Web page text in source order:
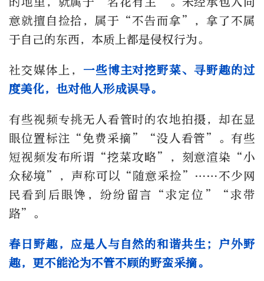
意就擅自捡拾，属于“不告而拿”，拿了不属
于自己的东西，本质上都是侵权行为。
社交媒体上， 一些博主对挖野菜、寻野趣的过
度美化，也对他人形成误导。
有些视频专挑无人看管时的农地拍摄，却在显
眼位置标注“免费采摘”“没人看管”。有些
短视频发布所谓“挖菜攻略”，刻意渲染“小
众秘境”，声称可以“随意采捡”……不少网
民看到后眼馋，纷纷留言“求定位”“求带
路”。
春日野趣，应是人与自然的和谐共生；户外野
趣，更不能沦为不管不顾的野蛮采摘。